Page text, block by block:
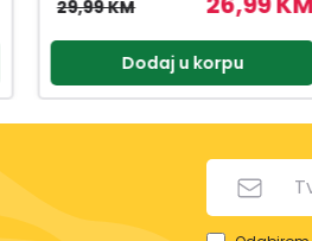
10,99 KM
Dodaj u korpu